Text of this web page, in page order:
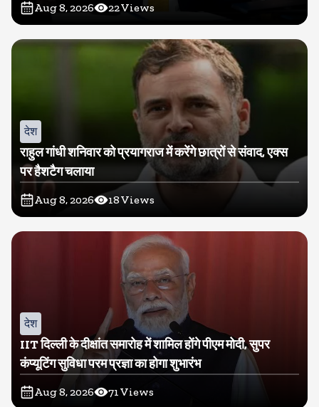
Aug 8, 2026 22Views
देश
राहुल गांधी शनिवार को प्रयागराज में करेंगे छात्रों से संवाद, एक्स
पर हैशटैग चलाया
Aug 8, 2026 18Views
देश
IIT दिल्ली के दीक्षांत समारोह में शामिल होंगे पीएम मोदी, सुपर
कंप्यूटिंग सुविधा परम प्रज्ञा का होगा शुभारंभ
Aug 8, 2026 71Views